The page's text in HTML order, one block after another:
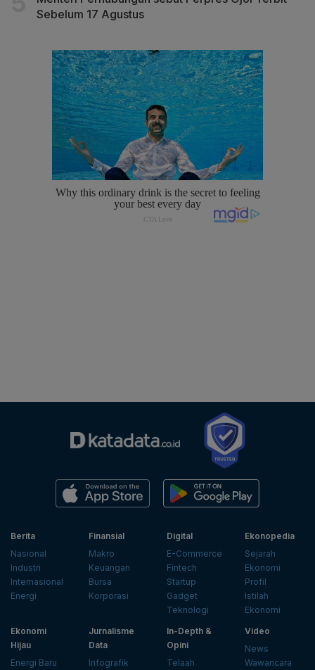
Sebelum 17 Agustus
Berita
Nasional
Industri
Internasional
Energi
Finansial
Makro
Keuangan
Bursa
Korporasi
Digital
E-Commerce
Fintech
Startup
Gadget
Teknologi
Ekonopedia
Sejarah
Ekonomi
Profil
Istilah
Ekonomi
Ekonomi
Hijau
Energi Baru
Jurnalisme
Data
Infografik
In-Depth &
Opini
Telaah
Video
News
Wawancara